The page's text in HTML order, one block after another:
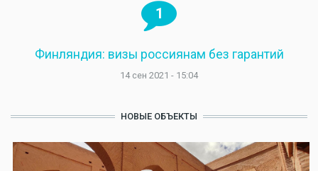
1
Финляндия: визы россиянам без гарантий
14 сен 2021 - 15:04
НОВЫЕ ОБЪЕКТЫ